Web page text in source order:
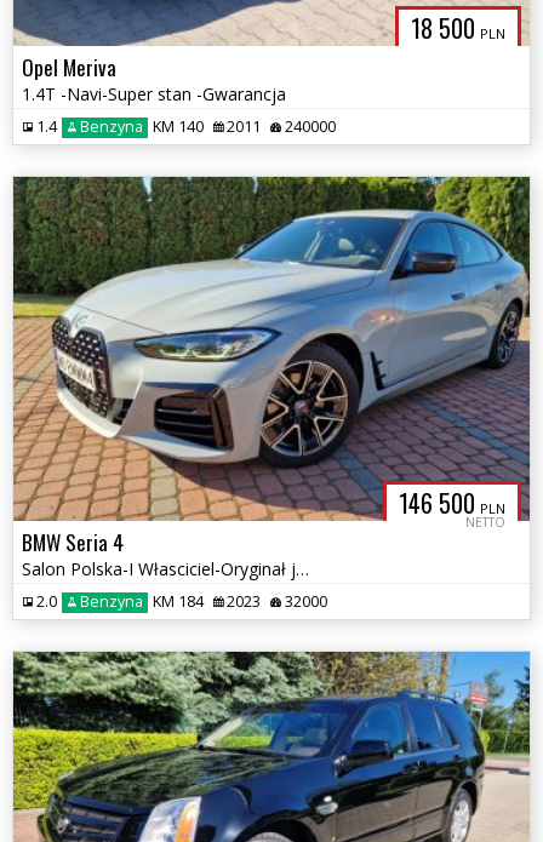
18 500 PLN
Opel Meriva
1.4T -Navi-Super stan -Gwarancja
1.4 Benzyna KM 140 2011 240000
146 500 PLN
NETTO
BMW Seria 4
Salon Polska-I Własciciel-Oryginał jak nowa
2.0 Benzyna KM 184 2023 32000